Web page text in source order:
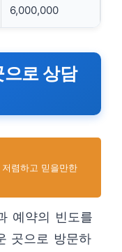
6,000,000
로 상담
렴하고 믿을만한
예약의 빈도를
곳으로 방문하